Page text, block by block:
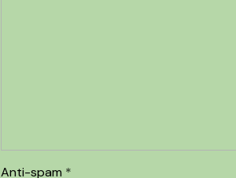
Anti-spam